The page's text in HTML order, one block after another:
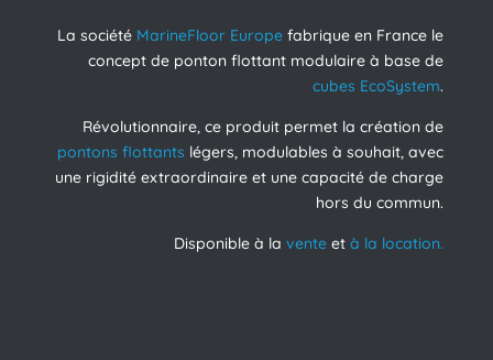
La société MarineFloor Europe fabrique en France le
concept de ponton flottant modulaire à base de
cubes EcoSystem.
Révolutionnaire, ce produit permet la création de
pontons flottants légers, modulables à souhait, avec
une rigidité extraordinaire et une capacité de charge
hors du commun.
Disponible à lavente età la location.